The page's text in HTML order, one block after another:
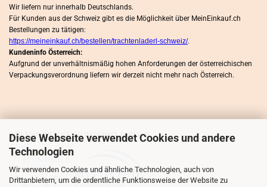
Diese Webseite verwendet Cookies und andere
Technologien
Wir verwenden Cookies und ähnliche Technologien, auch von
Drittanbietern, um die ordentliche Funktionsweise der Website zu
Wir liefern nur innerhalb Deutschlands.
Für Kunden aus der Schweiz gibt es die Möglichkeit über MeinEinkauf.ch
Bestellungen zu tätigen:
https://meineinkauf.ch/bestellen/trachtenladerl-schweiz/.
Kundeninfo Österreich:
Aufgrund der unverhältnismäßig hohen Anforderungen der österreichischen
Verpackungsverordnung liefern wir derzeit nicht mehr nach Österreich.
WIR SIND MITLGLIED IM HÄNDLERBUND